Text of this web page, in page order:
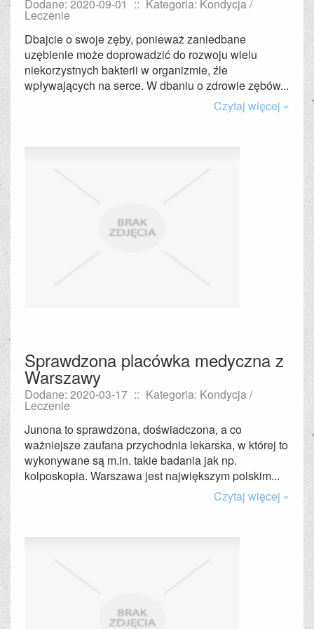
Dodane: 2020-09-01 :: Kategoria: Kondycja /
Leczenie
Dbajcie o swoje zęby, ponieważ zaniedbane
uzębienie może doprowadzić do rozwoju wielu
niekorzystnych bakterii w organizmie, źle
wpływających na serce. W dbaniu o zdrowie zębów...
Czytaj więcej »
Sprawdzona placówka medyczna z
Warszawy
Dodane: 2020-03-17 :: Kategoria: Kondycja /
Leczenie
Junona to sprawdzona, doświadczona, a co
ważniejsze zaufana przychodnia lekarska, w której to
wykonywane są m.in. takie badania jak np.
kolposkopia. Warszawa jest największym polskim...
Czytaj więcej »